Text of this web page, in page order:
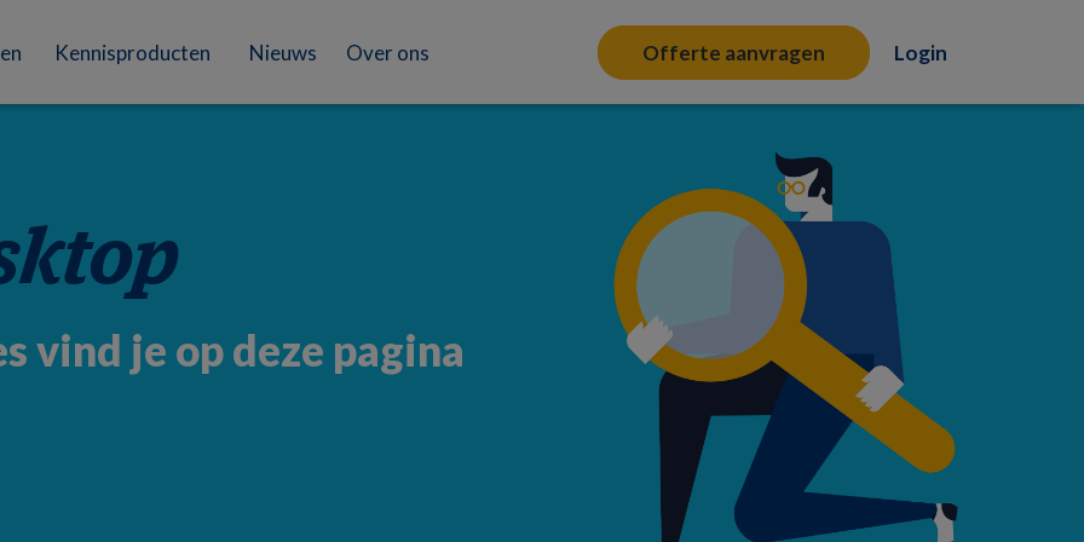
Kennisproducten Nieuws Over ons Offerte aanvragen Login
vind je op deze pagina